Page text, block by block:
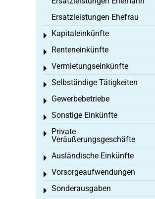
Ersatzleistungen Ehefrau
Kapitaleinkünfte
Toggle menu
Renteneinkünfte
Toggle menu
Vermietungseinkünfte
Toggle menu
Selbständige Tätigkeiten
Toggle menu
Gewerbebetriebe
Toggle menu
Sonstige Einkünfte
Toggle menu
Private
Veräußerungsgeschäfte
Toggle menu
Ausländische Einkünfte
Toggle menu
Vorsorgeaufwendungen
Toggle menu
Sonderausgaben
Toggle menu